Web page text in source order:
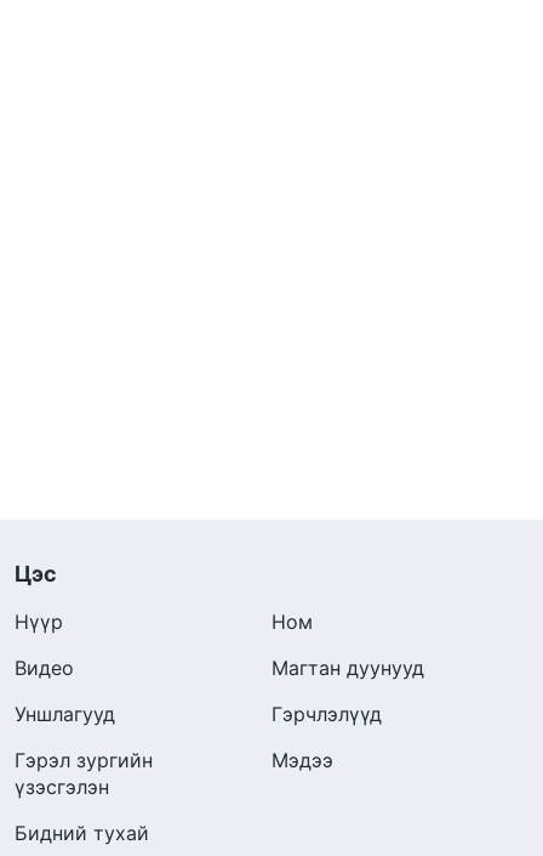
Цэс
Нүүр
Ном
Видео
Магтан дуунууд
Уншлагууд
Гэрчлэлүүд
Гэрэл зургийн
үзэсгэлэн
Мэдээ
Бидний тухай